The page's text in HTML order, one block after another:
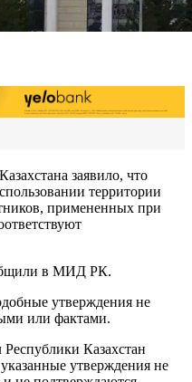
заявило, что
территории
примененных при
в МИД РК.
утверждения не
или фактами.
Казахстан
утверждения не